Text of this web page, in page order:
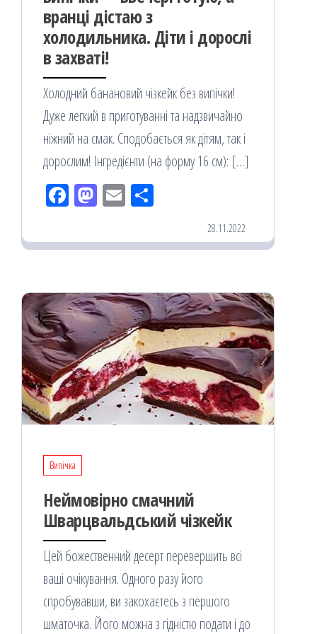
вранці дістаю з
холодильника. Діти і дорослі
в захваті!
Холодний банановий чізкейк без випічки!
Дуже легкий в приготуванні та надзвичайно
ніжний на смак. Сподобається як дітям, так і
дорослим! Інгредієнти (на форму 16 см): […]
Fac
oo
M
od
Em
ит
я
28.11.2022
Випічка
Неймовірно смачний
Шварцвальдський чізкейк
Цей божественний десерт перевершить всі
ваші очікування. Одного разу його
спробувавши, ви закохаєтесь з першого
шматочка. Його можна з гідністю подати і до